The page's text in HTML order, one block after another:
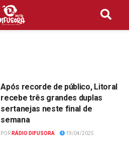
Após recorde de público, Litoral
recebe três grandes duplas
sertanejas neste final de
semana
POR RÁDIO DIFUSORA 19/04/2025